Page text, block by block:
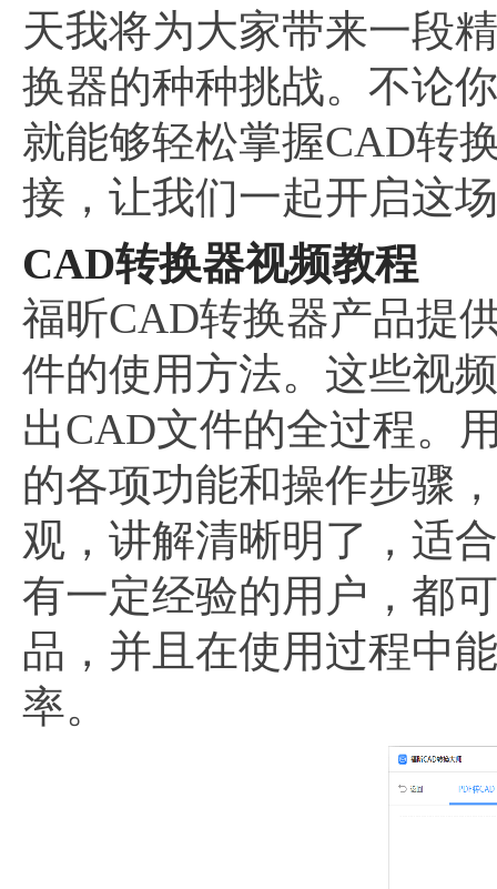
天我将为大家带来一段
换器的种种挑战。不论
就能够轻松掌握CAD转
接，让我们一起开启这
CAD转换器视频教程
福昕CAD转换器产品提
件的使用方法。这些视
出CAD文件的全过程。
的各项功能和操作步骤
观，讲解清晰明了，适
有一定经验的用户，都
品，并且在使用过程中
率。